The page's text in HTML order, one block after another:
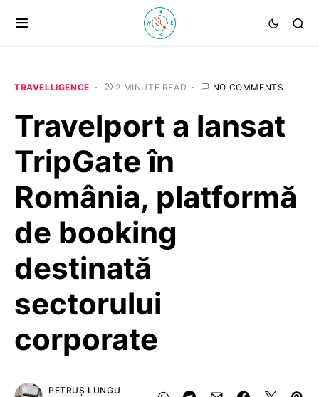
TRAVELLIGENCE 2 MINUTE READ NO COMMENTS
Travelport a lansat
TripGate în
România, platformă
de booking
destinată
sectorului
corporate
PETRUȘ LUNGU